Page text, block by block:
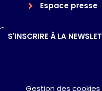
Espace presse
S'INSCRIRE À LA
Gestion des cookies